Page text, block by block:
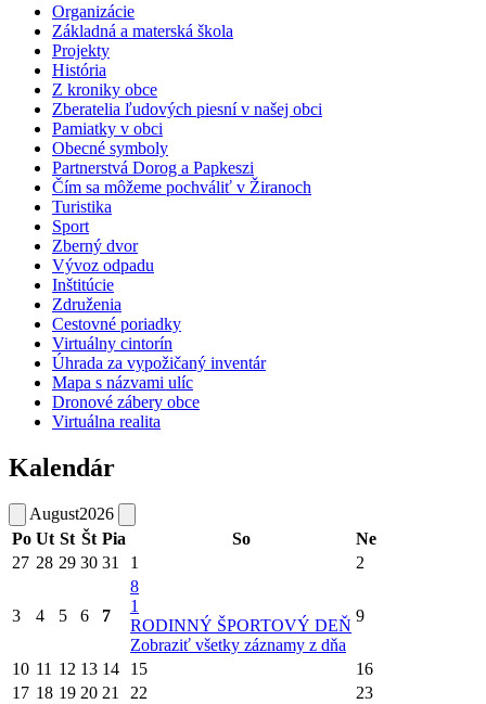
Organizácie
Základná a materská škola
Projekty
História
Z kroniky obce
Zberatelia ľudových piesní v našej obci
Pamiatky v obci
Obecné symboly
Partnerstvá Dorog a Papkeszi
Čím sa môžeme pochváliť v Žiranoch
Turistika
Sport
Zberný dvor
Vývoz odpadu
Inštitúcie
Združenia
Cestovné poriadky
Virtuálny cintorín
Úhrada za vypožičaný inventár
Mapa s názvami ulíc
Dronové zábery obce
Virtuálna realita
Kalendár
August2026
Po Ut St Št Pia So
Ne
27 28 29 30 31 1 2
3 4 5 6 7
8
1
RODINNÝ ŠPORTOVÝ DEŇ
Zobraziť všetky záznamy z dňa
9
10 11 12 13 14 15
16
17 18 19 20 21 22
23